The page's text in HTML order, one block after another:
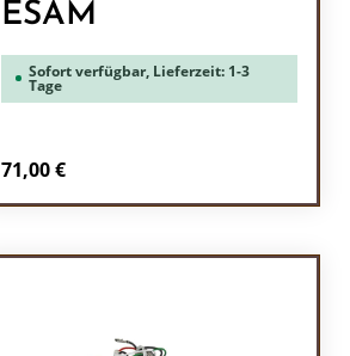
ESAM
Sofort verfügbar, Lieferzeit: 1-3
Tage
Regulärer Preis:
71,00 €